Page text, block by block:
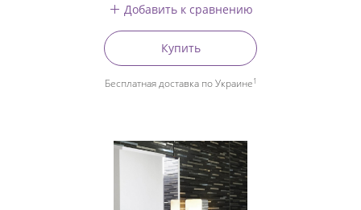
Добавить к сравнению
Купить
Бесплатная доставка по Украине1